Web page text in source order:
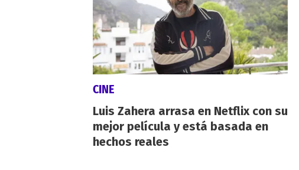
CINE
Luis Zahera arrasa en Netflix con su
mejor película y está basada en
hechos reales